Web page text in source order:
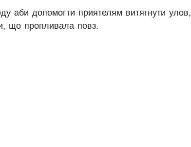
аби допомогти приятелям витягнути улов,
що пропливала повз.